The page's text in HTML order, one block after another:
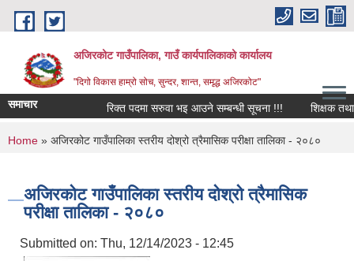
Skip to main content
अजिरकोट गाउँपालिका, गाउँ कार्यपालिकाको कार्यालय
"दिगो विकास हाम्रो सोच, सुन्दर, शान्त, समृद्ध अजिरकोट"
समाचार रिक्त पदमा सरुवा भइ आउने सम्बन्धी सूचना !!! शिक्षक तथा
You are here
Home » अजिरकोट गाउँपालिका स्तरीय दोश्रो त्रैमासिक परीक्षा तालिका - २०८०
अजिरकोट गाउँपालिका स्तरीय दोश्रो त्रैमासिक
परीक्षा तालिका - २०८०
Submitted on: Thu, 12/14/2023 - 12:45